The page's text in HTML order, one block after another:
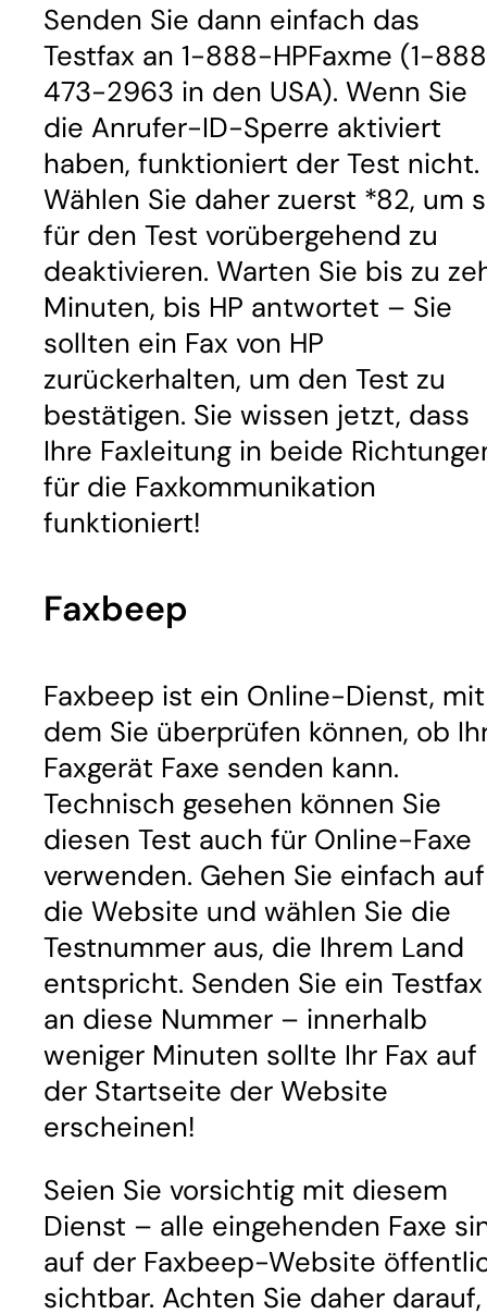
Senden Sie dann einfach das
Testfax an 1-888-HPFaxme (1-
473-2963 in den USA). Wenn Sie
die Anrufer-ID-Sperre aktiviert
haben, funktioniert der Test nicht.
Wählen Sie daher zuerst *82, um
für den Test vorübergehend zu
deaktivieren. Warten Sie bis zu
Minuten, bis HP antwortet – Sie
sollten ein Fax von HP
zurückerhalten, um den Test zu
bestätigen. Sie wissen jetzt, dass
Ihre Faxleitung in beide
für die Faxkommunikation
funktioniert!
Faxbeep
Faxbeep ist ein Online-Dienst, mit
dem Sie überprüfen können, ob
Faxgerät Faxe senden kann.
Technisch gesehen können Sie
diesen Test auch für Online-Faxe
verwenden. Gehen Sie einfach auf
die Website und wählen Sie die
Testnummer aus, die Ihrem Land
entspricht. Senden Sie ein Testfax
an diese Nummer – innerhalb
weniger Minuten sollte Ihr Fax auf
der Startseite der Website
erscheinen!
Seien Sie vorsichtig mit diesem
Dienst – alle eingehenden Faxe
auf der Faxbeep-Website
sichtbar. Achten Sie daher darauf,